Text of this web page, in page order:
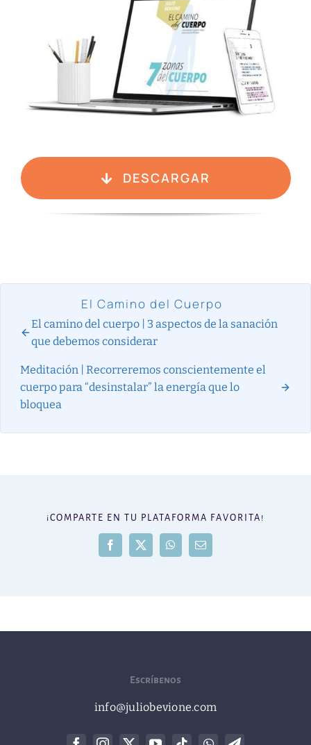
DESCARGAR
El Camino del Cuerpo
El camino del cuerpo | 3 aspectos de la sanación
que debemos considerar
Meditación | Recorreremos conscientemente el
cuerpo para “desinstalar” la energía que lo
bloquea
¡COMPARTE EN TU PLATAFORMA FAVORITA!
Facebook
X WhatsAppCorreo
Escríbenos
info@juliobevione.com